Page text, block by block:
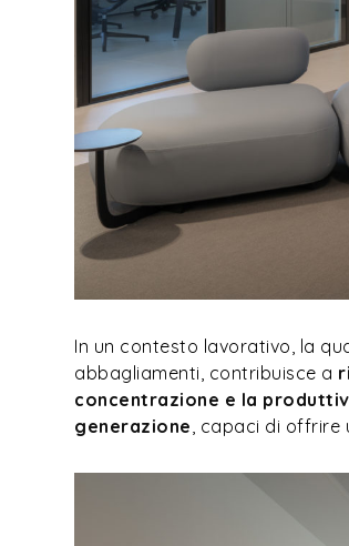
In un contesto lavorativo, la
abbagliamenti, contribuisce a
concentrazione e la
generazione , capaci di